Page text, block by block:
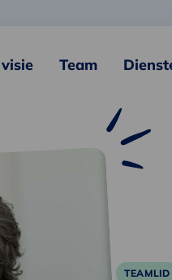
Team
TEAMLID